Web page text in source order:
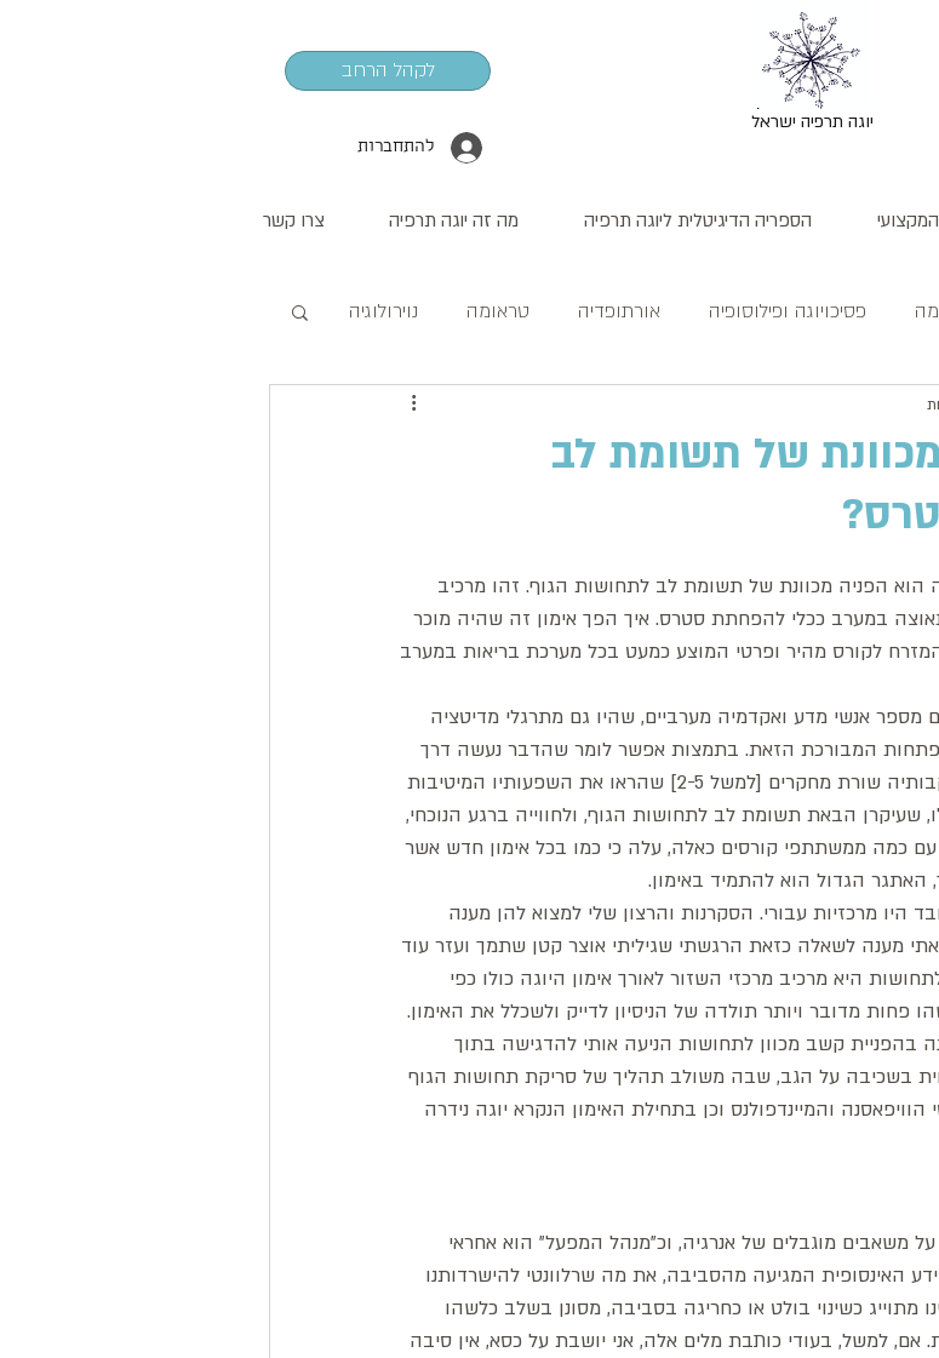
לקהל הרחב
להתחברות
יוגה תרפיה ישראל
הספריה הדיגיטלית ליוגה תרפיה מה זה יוגה תרפיה צרו קשר
פסיכויוגה ופילוסופיה אורתופדיה טראומה נוירולוגיה
של תשומת לב
הוא הפניה מכוונת של תשומת לב לתחושות הגוף. זהו מרכיב
במערב ככלי להפחתת סטרס. איך הפך אימון זה שהיה מוכר
לקורס מהיר ופרטי המוצע כמעט בכל מערכת בריאות במערב
מספר אנשי מדע ואקדמיה מערביים, שהיו גם מתרגלי מדיטציה
המבורכת הזאת. בתמצות אפשר לומר שהדבר נעשה דרך
אריזה ניתנת לעיכול למדע המערבי [1], ובעקבותיה שורת מחקרים [למשל 2-5] שהראו את השפעותיו המיטיבות
שעיקרן הבאת תשומת לב לתחושות הגוף, ולחווייה ברגע הנוכחי,
עם כמה ממשתתפי קורסים כאלה, עלה כי כמו בכל אימון חדש אשר
הגדול הוא להתמיד באימון.
היו מרכזיות עבורי. הסקרנות והרצון שלי למצוא להן מענה
מענה לשאלה כזאת הרגשתי שגיליתי אוצר קטן שתמך ועזר עוד
היא מרכיב מרכזי השזור לאורך אימון היוגה כולו כפי
מדובר ויותר תולדה של הניסיון לדייק ולשכלל את האימון.
בהפניית קשב מכוון לתחושות הניעה אותי להדגישה בתוך
בשכיבה על הגב, שבה משולב תהליך של סריקת תחושות הגוף
והמיינדפולנס וכן בתחילת האימון הנקרא יוגה נידרה
משאבים מוגבלים של אנרגיה, וכ"מנהל המפעל" הוא אחראי
האינסופית המגיעה מהסביבה, את מה שרלוונטי להישרדותנו
כשינוי בולט או כחריגה בסביבה, מסונן בשלב כלשהו
אם, למשל, בעודי כותבת מלים אלה, אני יושבת על כסא, אין סיבה